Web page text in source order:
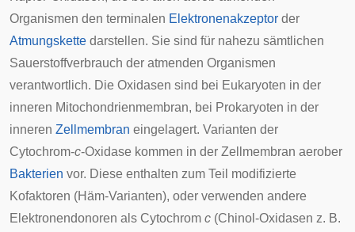
Organismen den terminalen Elektronenakzeptor der
Atmungskette darstellen. Sie sind für nahezu sämtlichen
Sauerstoffverbrauch der atmenden Organismen
verantwortlich. Die Oxidasen sind bei Eukaryoten in der
inneren Mitochondrienmembran, bei Prokaryoten in der
inneren Zellmembran eingelagert. Varianten der
Cytochrom-c-Oxidase kommen in der Zellmembran aerober
Bakterien vor. Diese enthalten zum Teil modifizierte
Kofaktoren (Häm-Varianten), oder verwenden andere
Elektronendonoren als Cytochrom c (Chinol -Oxidasen z. B.